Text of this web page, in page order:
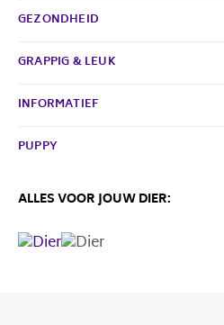
GEZONDHEID
GRAPPIG & LEUK
INFORMATIEF
PUPPY
ALLES VOOR JOUW DIER: